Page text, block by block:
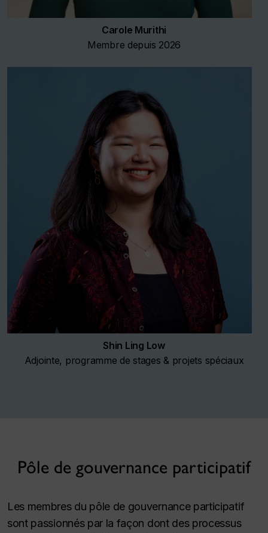
Carole Murithi
Membre depuis 2026
Shin Ling Low
Adjointe, programme de stages & projets spéciaux
Pôle de gouvernance participatif
Les membres du pôle de gouvernance participatif
sont passionnés par la façon dont des processus